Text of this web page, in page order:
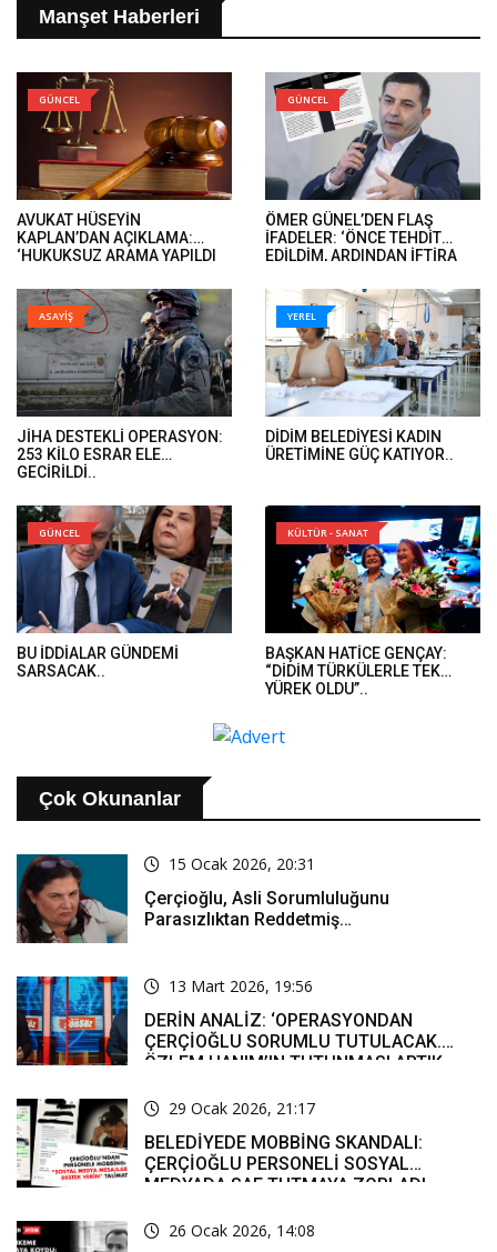
Manşet Haberleri
GÜNCEL
AVUKAT HÜSEYİN
KAPLAN’DAN AÇIKLAMA:
‘HUKUKSUZ ARAMA YAPILDI
DOSYALARINA EL KONULDU’..
GÜNCEL
ÖMER GÜNEL’DEN FLAŞ
İFADELER: ‘ÖNCE TEHDİT
EDİLDİM, ARDINDAN İFTİRA
ASAYİŞ
JİHA DESTEKLİ OPERASYON:
253 KİLO ESRAR ELE
GEÇİRİLDİ..
YEREL
DİDİM BELEDİYESİ KADIN
ÜRETİMİNE GÜÇ KATIYOR..
GÜNCEL
BU İDDİALAR GÜNDEMİ
SARSACAK..
KÜLTÜR - SANAT
BAŞKAN HATİCE GENÇAY:
“DİDİM TÜRKÜLERLE TEK
YÜREK OLDU”..
Çok Okunanlar
15 Ocak 2026, 20:31
Çerçioğlu, Asli Sorumluluğunu
Parasızlıktan Reddetmiş…
13 Mart 2026, 19:56
DERİN ANALİZ: ‘OPERASYONDAN
ÇERÇİOĞLU SORUMLU TUTULACAK.
ÖZLEM HANIM’IN TUTUNMASI ARTIK
29 Ocak 2026, 21:17
BELEDİYEDE MOBBİNG SKANDALI:
ÇERÇİOĞLU PERSONELİ SOSYAL
MEDYADA SAF TUTMAYA ZORLADI
26 Ocak 2026, 14:08